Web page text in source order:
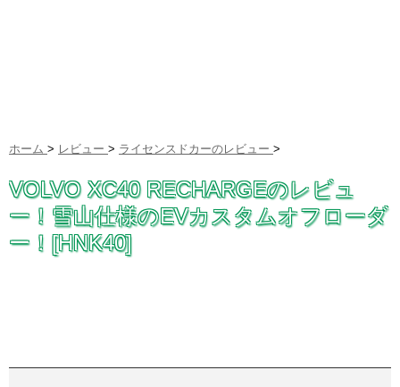
ホーム > レビュー > ライセンスドカーのレビュー >
VOLVO XC40 RECHARGEのレビュ
ー！雪山仕様のEVカスタムオフローダ
ー！[HNK40]